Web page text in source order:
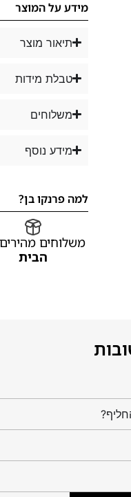
מידע על המוצר
תיאור מוצר
טבלת מידות
משלוחים
מידע נוסף
למה פרנקו בן?
משלוחים
הבית